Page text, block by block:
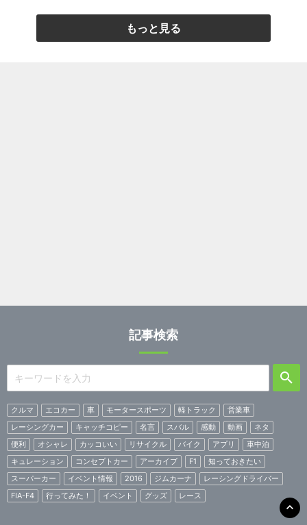
もっと見る
記事検索
クルマ エコカー 車 モータースポーツ 軽トラック
営業車
レーシングカー
キャッチコピー 名言 スバル 感動 動画
ネタ
便利
オシャレ カッコいい リサイクル バイク アプリ
車中泊
キュレーション
コンセプトカー アーカイブ F1
知っておきたい
スーパーカー
イベント情報 2016 ジムカーナ
レーシングドライバー
FIA-F4
行ってみた！ イベント グッズ レース